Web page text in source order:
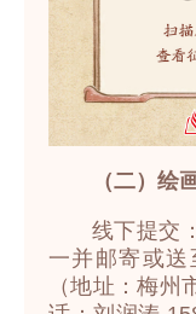
（二）绘
线下提交
一并邮寄或送
（地址：梅